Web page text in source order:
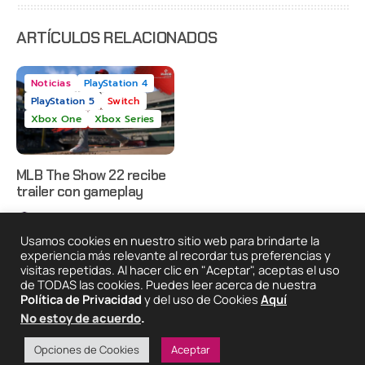
ARTÍCULOS RELACIONADOS
Noticias
PlayStation 4
PlayStation 5
Switch
Xbox One
Xbox Series
MLB The Show 22 recibe
trailer con gameplay
2025 © Degeneraciónx.com | Anime, Games & Nothing
Else
Quiénes
Somos
Condiciones De
Uso
Políticas De
Usamos cookies en nuestro sitio web para brindarte la
experiencia más relevante al recordar tus preferencias y
visitas repetidas. Al hacer clic en "Aceptar", aceptas el uso
de TODAS las cookies. Puedes leer acerca de nuestra
Política de Privacidad y del uso de Cookies Aquí
No estoy de acuerdo.
Opciones de Cookies Aceptar